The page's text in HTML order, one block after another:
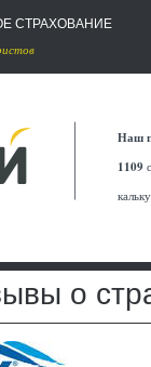
СТРАХОВАНИЕ
Наш
1109
о